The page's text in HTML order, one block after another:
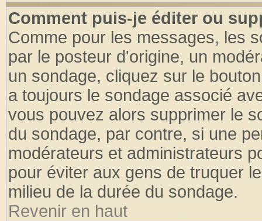
Comment puis-je éditer ou
Comme pour les messages, les
par le posteur d'origine, un
un sondage, cliquez sur le
a toujours le sondage associé
vous pouvez alors supprimer le
du sondage, par contre, si une
modérateurs et administrateurs
pour éviter aux gens de truquer
milieu de la durée du sondage.
Revenir en haut